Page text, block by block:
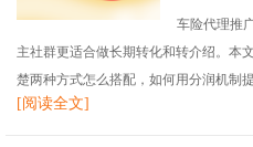
车险代理推
主社群更适合做长期转化和转介绍。本
楚两种方式怎么搭配，如何用分润机制
[阅读全文]